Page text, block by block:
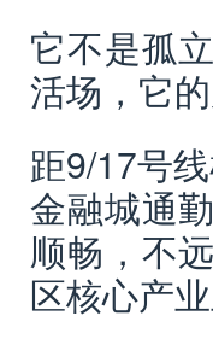
它不是孤
活场，它
距9/17号
金融城通
顺畅，不
区核心产